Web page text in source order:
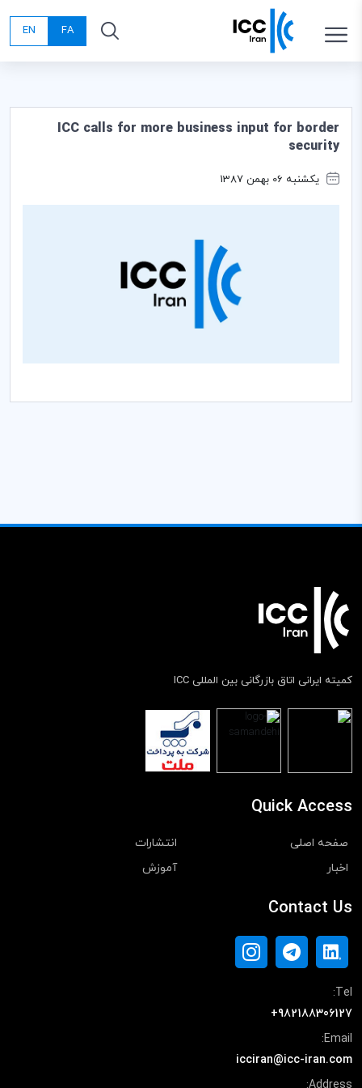
FA
EN
ICC calls for more business input for border
security
یکشنبه 06 بهمن 1387
کمیته ایرانی اتاق بازرگانی بین المللی ICC
Quick Access
صفحه اصلی
انتشارات
اخبار
آموزش
Contact Us
Tel:
+982188306127
Email:
icciran@icc-iran.com